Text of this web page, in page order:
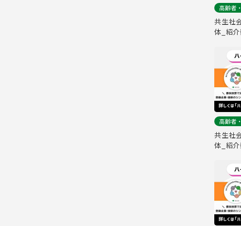
高齢者
共生社
体_紹介
高齢者
共生社
体_紹介